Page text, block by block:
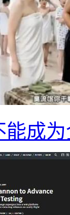
成